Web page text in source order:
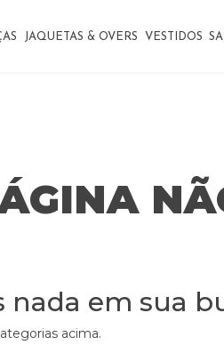
JAQUETAS & OVERS VESTIDOS
em sua
acima.